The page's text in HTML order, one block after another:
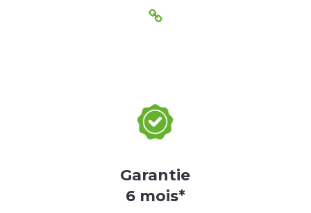
Garantie
6 mois*